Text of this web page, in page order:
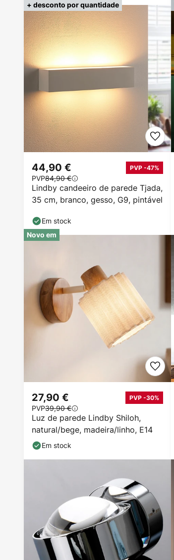
+ desconto por quantidade
Lindby candeeiro de parede Tjada,
35 cm, branco, gesso, G9, pintável
44,90 € PVP -47%
PVP84,90 €
Em stock
Novo em
Luz de parede Lindby Shiloh,
natural/bege, madeira/linho, E14
27,90 € PVP -30%
PVP39,90 €
Em stock